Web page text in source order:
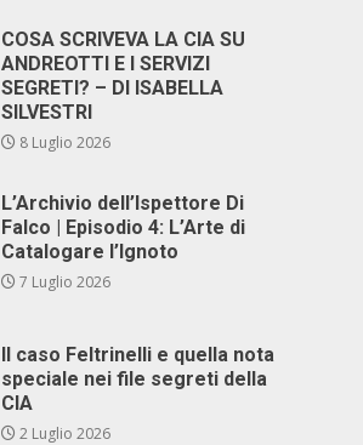
COSA SCRIVEVA LA CIA SU
ANDREOTTI E I SERVIZI
SEGRETI? – DI ISABELLA
SILVESTRI
8 Luglio 2026
L’Archivio dell’Ispettore Di
Falco | Episodio 4: L’Arte di
Catalogare l’Ignoto
7 Luglio 2026
Il caso Feltrinelli e quella nota
speciale nei file segreti della
CIA
2 Luglio 2026